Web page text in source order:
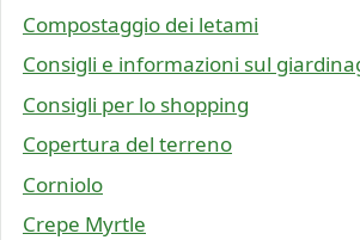
Compostaggio dei letami
Consigli e informazioni sul
Consigli per lo shopping
Copertura del terreno
Corniolo
Crepe Myrtle